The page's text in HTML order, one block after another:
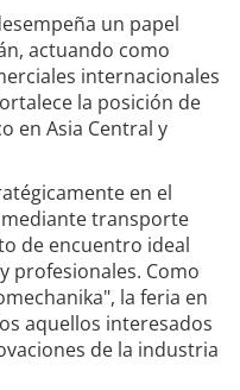
un papel
actuando como
internacionales
la posición de
en Asia Central y
en el
mediante transporte
de encuentro ideal
profesionales. Como
la feria en
aquellos interesados
de la industria